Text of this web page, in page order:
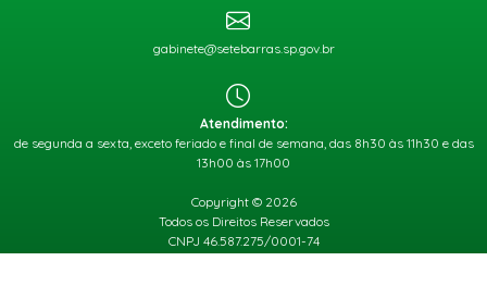
gabinete@setebarras.sp.gov.br
Atendimento:
de segunda a sexta, exceto feriado e final de semana, das 8h30 às 11h30 e das
13h00 às 17h00
Copyright © 2026
Todos os Direitos Reservados
CNPJ 46.587.275/0001-74